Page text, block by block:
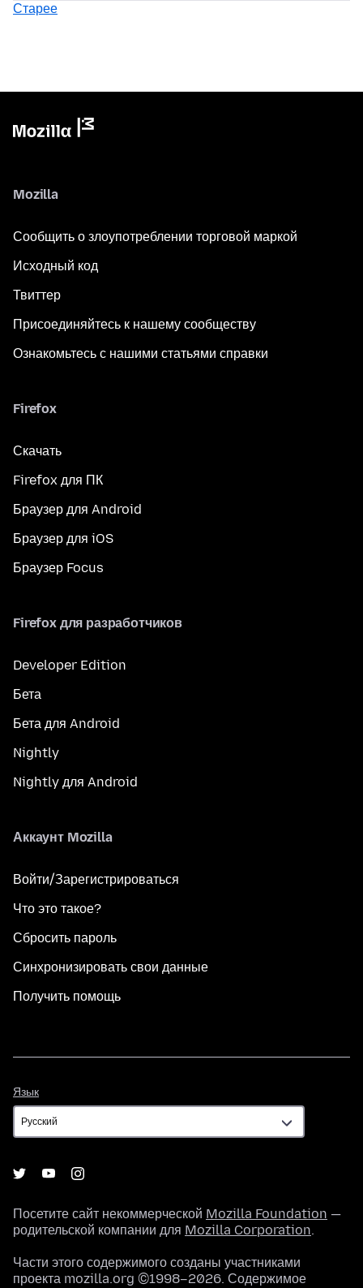
Старее
Mozilla
Сообщить о злоупотреблении торговой маркой
Исходный код
Твиттер
Присоединяйтесь к нашему сообществу
Ознакомьтесь с нашими статьями справки
Firefox
Скачать
Firefox для ПК
Браузер для Android
Браузер для iOS
Браузер Focus
Firefox для разработчиков
Developer Edition
Бета
Бета для Android
Nightly
Nightly для Android
Аккаунт Mozilla
Войти/Зарегистрироваться
Что это такое?
Сбросить пароль
Синхронизировать свои данные
Получить помощь
Язык
Посетите сайт некоммерческой Mozilla Foundation —
родительской компании для Mozilla Corporation.
Части этого содержимого созданы участниками
проекта mozilla.org ©1998–2026. Содержимое